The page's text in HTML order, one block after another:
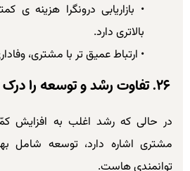
• بازاریابی درونگرا هزینه ی
بالاتری دارد.
• ارتباط عمیق تر با مشتری،
در حالی که رشد اغلب به افزایش
مشتری اشاره دارد، توسعه شامل
توانمندی هاست.